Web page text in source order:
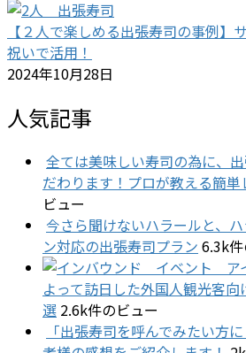
【２人で楽しめる出張寿司の事例】
祝いで活用！
2024年10月28日
人気記事
全ては美味しい寿司の為に、
だわります！プロが教える簡単
ビュー
今さら聞けないハラールと、
ン対応の出張寿司プラン 6.3k
よって訪日した外国人観光客
選 2.6k件のビュー
「出張寿司を呼んでみたい方